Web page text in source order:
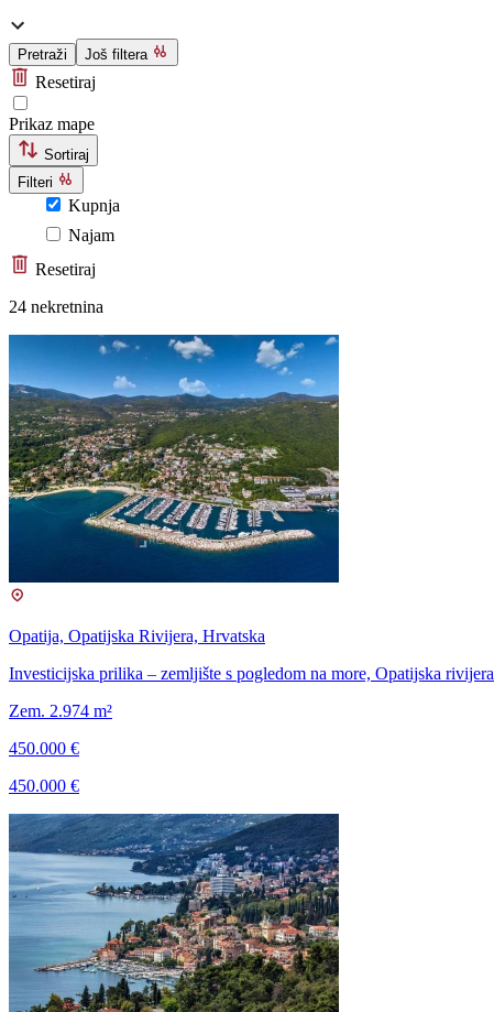
Pretraži Još filtera
Resetiraj
Prikaz mape
Sortiraj
Filteri
Kupnja
Najam
Resetiraj
24 nekretnina
Opatija, Opatijska Rivijera, Hrvatska
Investicijska prilika – zemljište s pogledom na more, Opatijska rivijera
Zem. 2.974 m²
450.000 €
450.000 €